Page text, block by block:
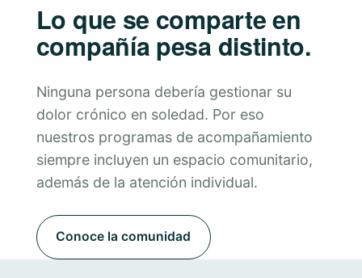
Lo que se comparte en
compañía pesa distinto.
Ninguna persona debería gestionar su
dolor crónico en soledad. Por eso
nuestros programas de acompañamiento
siempre incluyen un espacio comunitario,
además de la atención individual.
Conoce la comunidad